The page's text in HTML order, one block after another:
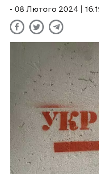
- 08 Лютого 2024 |